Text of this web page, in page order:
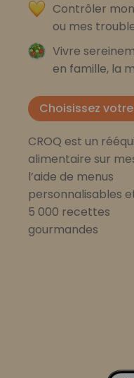
Contrôler
ou mes
Vivre
en famille, la
Choisissez
CROQ est un
alimentaire sur
l’aide de menus
personnalisables
5 000 recettes
gourmandes